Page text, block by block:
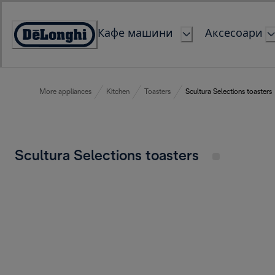
Content
Accessibility
Кафе машини Аксесоари
More appliances Kitchen Toasters Scultura Selections toasters
Scultura Selections toasters